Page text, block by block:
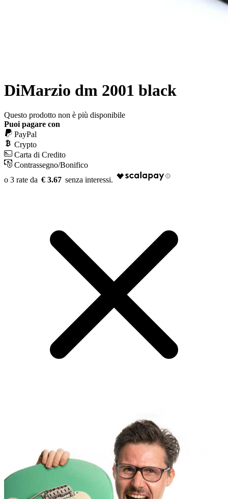
DiMarzio dm 2001 black
Questo prodotto non è più disponibile
Puoi pagare con
PayPal
Crypto
Carta di Credito
Contrassegno/Bonifico
€ 3.67